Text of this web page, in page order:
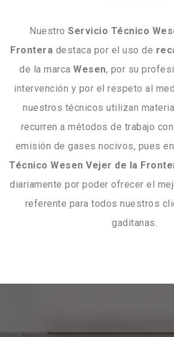
Nuestro Servicio Técnico
Frontera destaca por el uso de
de la marcaWesen, por su
intervención y por el respeto al
nuestros técnicos utilizan
recurren a métodos de trabajo
emisión de gases nocivos, pues
Técnico Wesen Vejer de la
diariamente por poder ofrecer el
referente para todos nuestros
gaditanas.